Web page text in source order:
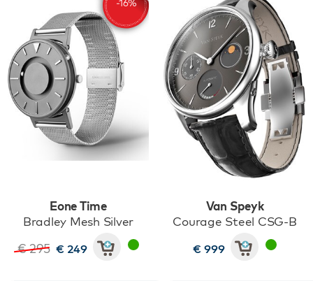
Eone Time
Bradley Mesh Silver
€ 295 € 249
Van Speyk
Courage Steel CSG-B
€ 999